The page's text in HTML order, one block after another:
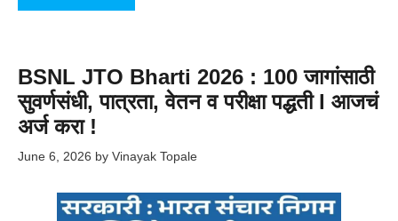
BSNL JTO Bharti 2026 : 100 जागांसाठी
सुवर्णसंधी, पात्रता, वेतन व परीक्षा पद्धती l आजचं
अर्ज करा !
June 6, 2026 by Vinayak Topale